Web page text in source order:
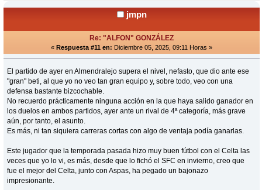
jmpn
Re: "ALFON" GONZÁLEZ
« Respuesta #11 en: Diciembre 05, 2025, 09:11 Horas »
El partido de ayer en Almendralejo supera el nivel, nefasto, que dio ante ese
"gran" beti, al que yo no veo tan gran equipo y, sobre todo, veo con una
defensa bastante bizcochable.
No recuerdo prácticamente ninguna acción en la que haya salido ganador en
los duelos en ambos partidos, ayer ante un rival de 4ª categoría, más grave
aún, por tanto, el asunto.
Es más, ni tan siquiera carreras cortas con algo de ventaja podía ganarlas.
Este jugador que la temporada pasada hizo muy buen fútbol con el Celta las
veces que yo lo vi, es más, desde que lo fichó el SFC en invierno, creo que
fue el mejor del Celta, junto con Aspas, ha pegado un bajonazo
impresionante.